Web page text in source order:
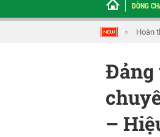
DÒNG
và nâng cao năng lực cạnh tranh Mở
Đảng
–